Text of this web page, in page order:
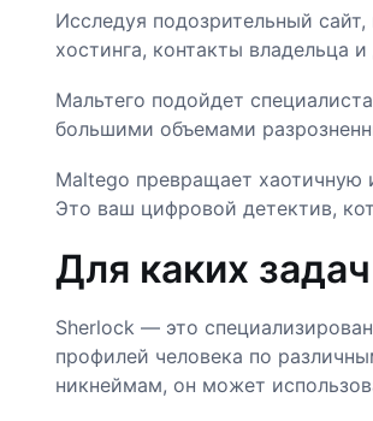
Исследуя подозрительный
хостинга, контакты владельца
Мальтего подойдет
большими объемами
Maltego превращает хаотичную
Это ваш цифровой детектив,
Для каких
Sherlock — это
профилей человека по
никнеймам, он может